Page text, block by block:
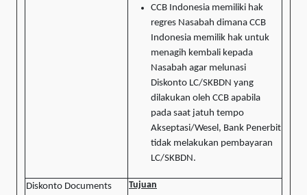
CCB Indonesia memiliki hak
regres Nasabah dimana CCB
Indonesia memilik hak untuk
menagih kembali kepada
Nasabah agar melunasi
Diskonto LC/SKBDN yang
dilakukan oleh CCB apabila
pada saat jatuh tempo
Akseptasi/Wesel, Bank Penerbit
tidak melakukan pembayaran
LC/SKBDN.
Diskonto Documents
Tujuan